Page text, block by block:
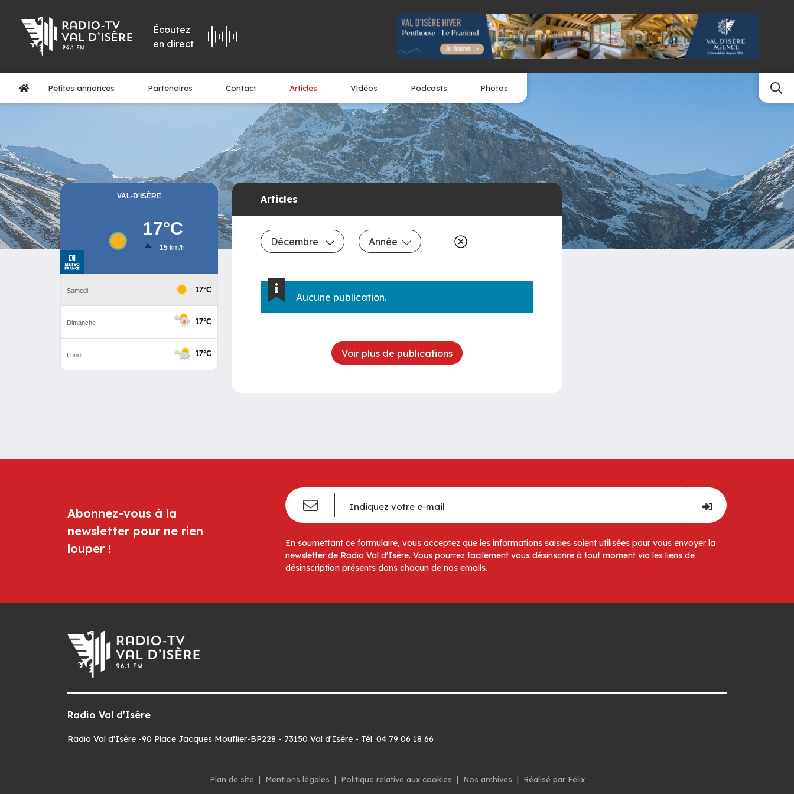
Écoutez
en direct
Petites annonces Partenaires Contact Articles Vidéos Podcasts Photos
Articles
Décembre Année
Aucune publication.
Voir plus de publications
Abonnez-vous à la
newsletter pour ne rien
louper !
En soumettant ce formulaire, vous acceptez que les informations saisies soient utilisées pour vous envoyer la
newsletter de Radio Val d'Isère. Vous pourrez facilement vous désinscrire à tout moment via les liens de
désinscription présents dans chacun de nos emails.
Radio Val d'Isère
Radio Val d'Isère -90 Place Jacques Mouflier-BP228 - 73150 Val d'Isère - Tél. 04 79 06 18 66
Plan de site | Mentions légales | Politique relative aux cookies | Nos archives | Réalisé par Félix